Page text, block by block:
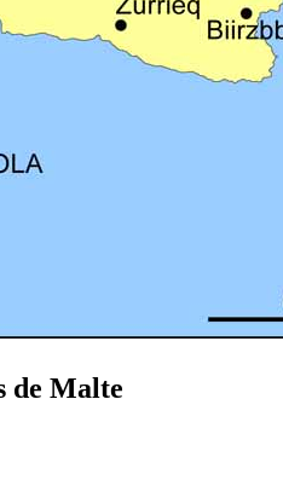
de Malte